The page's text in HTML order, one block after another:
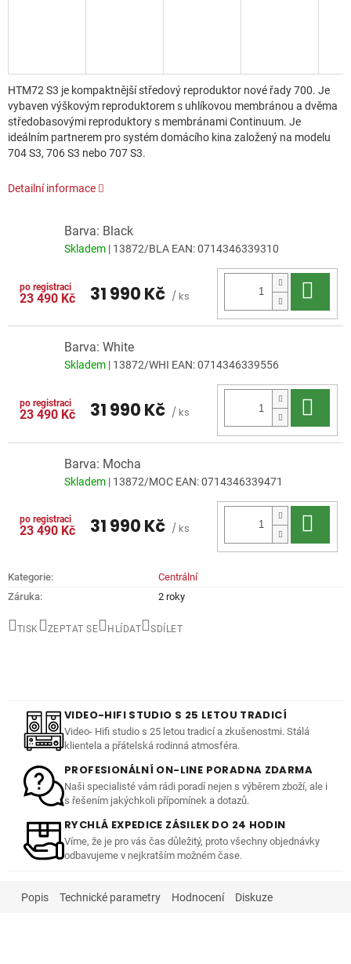
Barva: Black
Skladem | 13872/BLA EAN:0714346339310
23 490 Kč 31 990 Kč / ks
Barva: White
Skladem | 13872/WHI EAN:0714346339556
23 490 Kč 31 990 Kč / ks
Barva: Mocha
Skladem | 13872/MOC EAN:0714346339471
23 490 Kč 31 990 Kč / ks
HTM72 S3 je kompaktnější středový reproduktor nové řady 700. Je
vybaven výškovým reproduktorem s uhlíkovou membránou a dvěma
středobasovými reproduktory s membránami Continuum. Je
ideálním partnerem pro systém domácího kina založený na modelu
704 S3, 706 S3 nebo 707 S3.
Detailní informace
TISK ZEPTAT SE HLÍDAT SDÍLET
Kategorie:
Centrální
Záruka: 2 roky
VIDEO-HIFI STUDIO S 25 LETOU TRADICÍ
Video- Hifi studio s 25 letou tradicí a zkušenostmi. Stálá
klientela a přátelská rodinná atmosféra.
PROFESIONÁLNÍ ON-LINE PORADNA ZDARMA
Naši specialisté vám rádi poradí nejen s výběrem zboží, ale i
s řešením jakýchkoli přípomínek a dotazů.
RYCHLÁ EXPEDICE ZÁSILEK DO 24 HODIN
Víme, že je pro vás čas důležitý, proto všechny objednávky
odbavujeme v nejkratším možném čase.
Popis Technické parametry Hodnocení Diskuze